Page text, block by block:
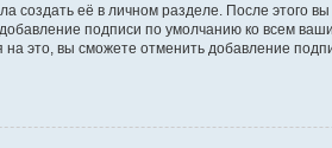
создать её в личном разделе. После этого
подписи по умолчанию ко всем
это, вы сможете отменить добавление